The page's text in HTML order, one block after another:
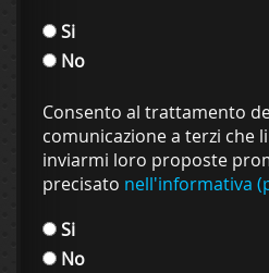
Si
No
Consento al trattamento
comunicazione a terzi che
inviarmi loro proposte
precisato nell'informativa
Si
No